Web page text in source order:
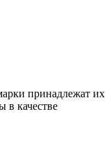
принадлежат их
в качестве